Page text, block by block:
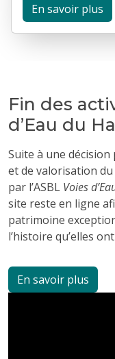
En savoir plus
Fin des
d’Eau du
Suite à une
et de valorisation
par l’ASBL Voies
site reste en ligne
patrimoine
l’histoire qu’elles
En savoir plus